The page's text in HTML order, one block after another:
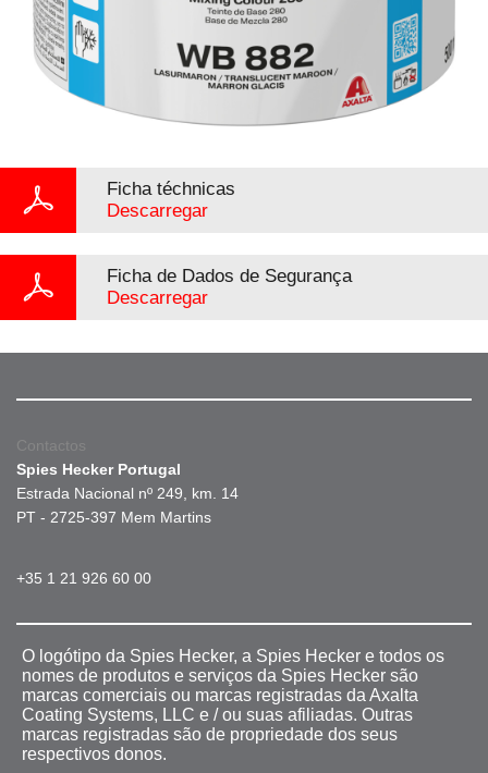
Ficha téchnicas
Descarregar
Ficha de Dados de Segurança
Descarregar
Contactos
Spies Hecker Portugal
Estrada Nacional nº 249, km. 14
PT - 2725-397 Mem Martins
+35 1 21 926 60 00
O logótipo da Spies Hecker, a Spies Hecker e todos os
nomes de produtos e serviços da Spies Hecker são
marcas comerciais ou marcas registradas da Axalta
Coating Systems, LLC e / ou suas afiliadas. Outras
marcas registradas são de propriedade dos seus
respectivos donos.